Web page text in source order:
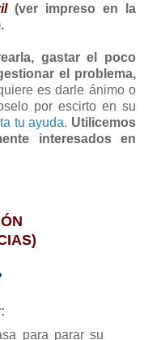
(ver impreso en la
gastar el poco
el problema,
es darle ánimo o
por escirto en su
tu ayuda. Utilicemos
interesados en
para parar su